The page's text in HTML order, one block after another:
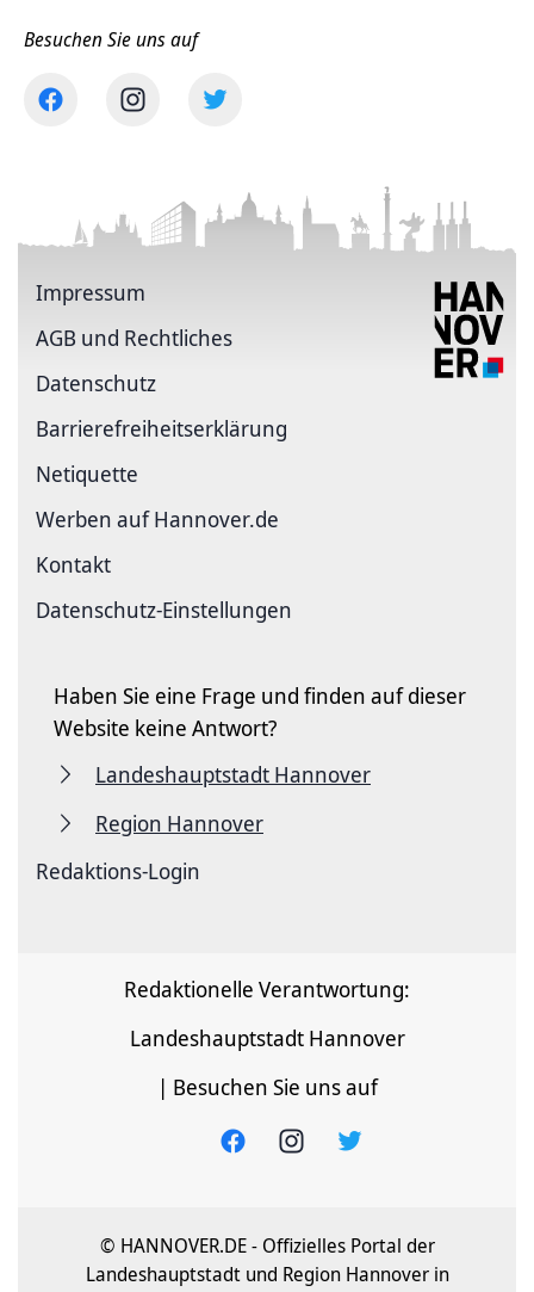
Besuchen Sie uns auf
Impressum
AGB und Rechtliches
Datenschutz
Barriere­freiheits­erklärung
Netiquette
Werben auf Hannover.de
Kontakt
Datenschutz-Einstellungen
Haben Sie eine Frage und finden auf dieser
Website keine Antwort?
Landeshauptstadt Hannover
Region Hannover
Redaktions-Login
Redaktionelle Verantwortung:
Landeshauptstadt Hannover
| Besuchen Sie uns auf
© HANNOVER.DE - Offizielles Portal der
Landeshauptstadt und Region Hannover in